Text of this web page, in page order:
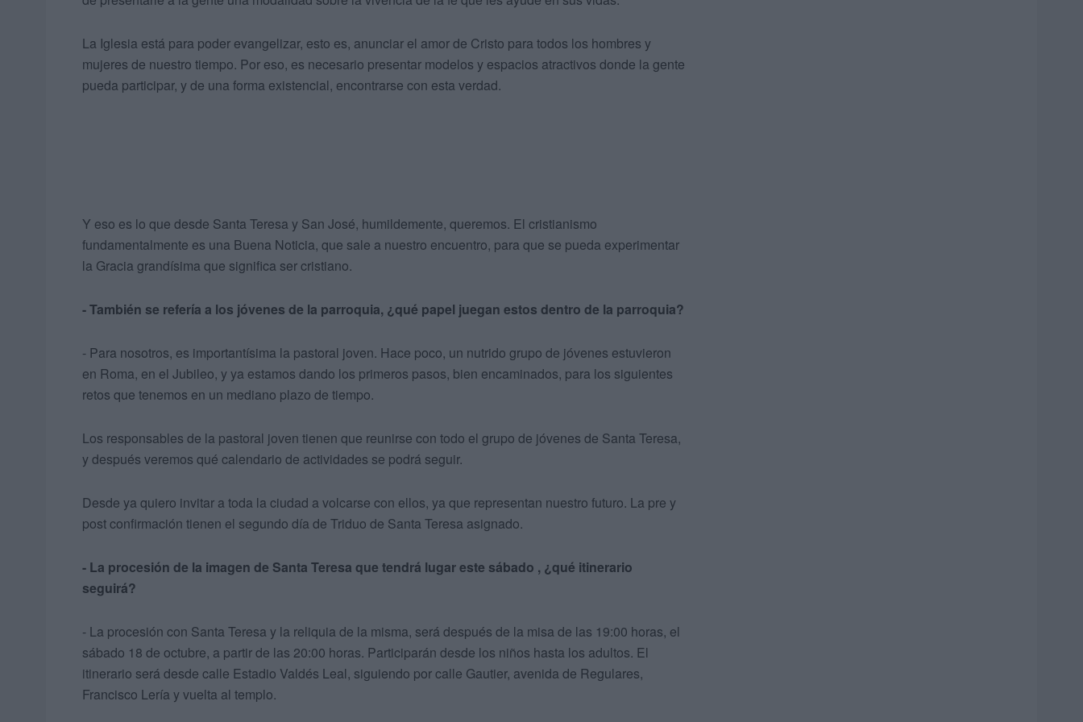
La Iglesia está para poder evangelizar, esto es, anunciar el amor de Cristo para todos los hombres y
mujeres de nuestro tiempo. Por eso, es necesario presentar modelos y espacios atractivos donde la gente
pueda participar, y de una forma existencial, encontrarse con esta verdad.
Y eso es lo que desde Santa Teresa y San José, humildemente, queremos. El cristianismo
fundamentalmente es una Buena Noticia, que sale a nuestro encuentro, para que se pueda experimentar
la Gracia grandísima que significa ser cristiano.
- También se refería a los jóvenes de la parroquia, ¿qué papel juegan estos dentro de la parroquia?
- Para nosotros, es importantísima la pastoral joven. Hace poco, un nutrido grupo de jóvenes estuvieron
en Roma, en el Jubileo, y ya estamos dando los primeros pasos, bien encaminados, para los siguientes
retos que tenemos en un mediano plazo de tiempo.
Los responsables de la pastoral joven tienen que reunirse con todo el grupo de jóvenes de Santa Teresa,
y después veremos qué calendario de actividades se podrá seguir.
Desde ya quiero invitar a toda la ciudad a volcarse con ellos, ya que representan nuestro futuro. La pre y
post confirmación tienen el segundo día de Triduo de Santa Teresa asignado.
- La procesión de la imagen de Santa Teresa que tendrá lugar este sábado , ¿qué itinerario
seguirá?
- La procesión con Santa Teresa y la reliquia de la misma, será después de la misa de las 19:00 horas, el
sábado 18 de octubre, a partir de las 20:00 horas. Participarán desde los niños hasta los adultos. El
itinerario será desde calle Estadio Valdés Leal, siguiendo por calle Gautier, avenida de Regulares,
Francisco Lería y vuelta al templo.